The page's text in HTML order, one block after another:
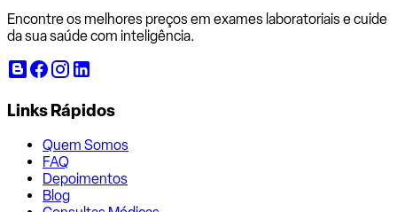
Encontre os melhores preços em exames laboratoriais e cuide
da sua saúde com inteligência.
Links Rápidos
Quem Somos
FAQ
Depoimentos
Blog